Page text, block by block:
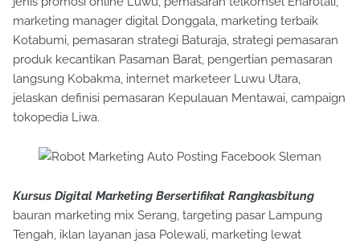
marketing manager digital Donggala, marketing terbaik
Kotabumi, pemasaran strategi Baturaja, strategi pemasaran
produk kecantikan Pasaman Barat, pengertian pemasaran
langsung Kobakma, internet marketeer Luwu Utara,
jelaskan definisi pemasaran Kepulauan Mentawai, campaign
tokopedia Liwa.
Kursus Digital Marketing Bersertifikat Rangkasbitung
bauran marketing mix Serang, targeting pasar Lampung
Tengah, iklan layanan jasa Polewali, marketing lewat